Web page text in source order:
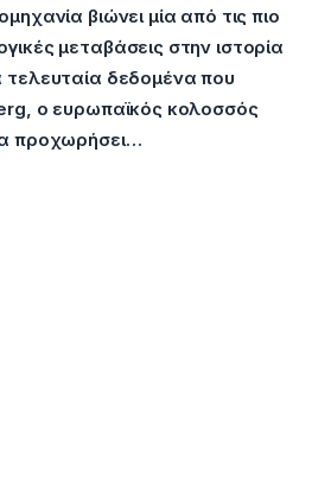
βιώνει μία από τις πιο
μεταβάσεις στην ιστορία
δεδομένα που
ο ευρωπαϊκός κολοσσός
προχωρήσει…